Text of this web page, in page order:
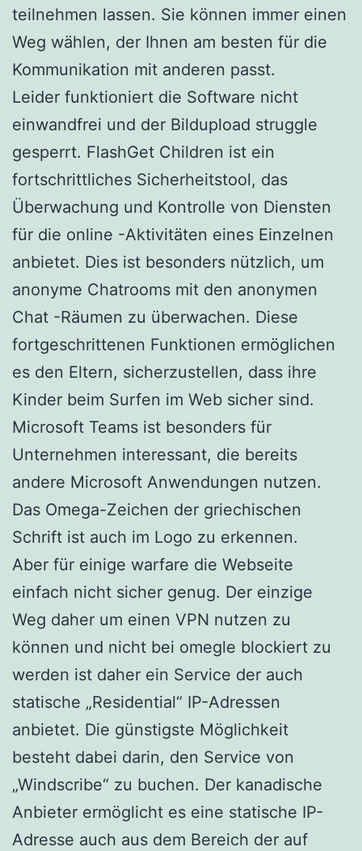
teilnehmen lassen. Sie können immer einen
Weg wählen, der Ihnen am besten für die
Kommunikation mit anderen passt.
Leider funktioniert die Software nicht
einwandfrei und der Bildupload struggle
gesperrt. FlashGet Children ist ein
fortschrittliches Sicherheitstool, das
Überwachung und Kontrolle von Diensten
für die online -Aktivitäten eines Einzelnen
anbietet. Dies ist besonders nützlich, um
anonyme Chatrooms mit den anonymen
Chat -Räumen zu überwachen. Diese
fortgeschrittenen Funktionen ermöglichen
es den Eltern, sicherzustellen, dass ihre
Kinder beim Surfen im Web sicher sind.
Microsoft Teams ist besonders für
Unternehmen interessant, die bereits
andere Microsoft Anwendungen nutzen.
Das Omega-Zeichen der griechischen
Schrift ist auch im Logo zu erkennen.
Aber für einige warfare die Webseite
einfach nicht sicher genug. Der einzige
Weg daher um einen VPN nutzen zu
können und nicht bei omegle blockiert zu
werden ist daher ein Service der auch
statische „Residential“ IP-Adressen
anbietet. Die günstigste Möglichkeit
besteht dabei darin, den Service von
„Windscribe“ zu buchen. Der kanadische
Anbieter ermöglicht es eine statische IP-
Adresse auch aus dem Bereich der auf